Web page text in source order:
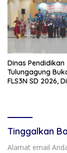
Dinas Pendidikan
Tulungagung
FLS3N SD 2026,
Tinggalkan
Alamat email